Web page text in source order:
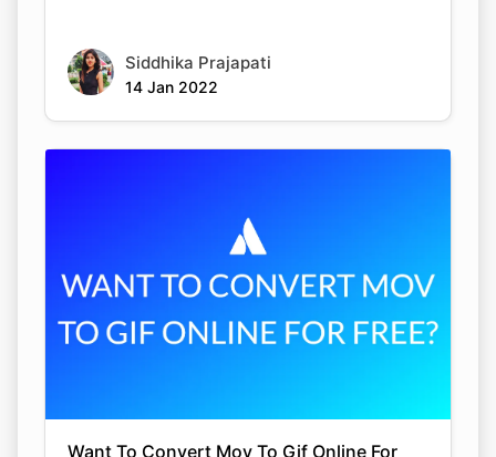
Siddhika Prajapati
14 Jan 2022
Want To Convert Mov To Gif Online For